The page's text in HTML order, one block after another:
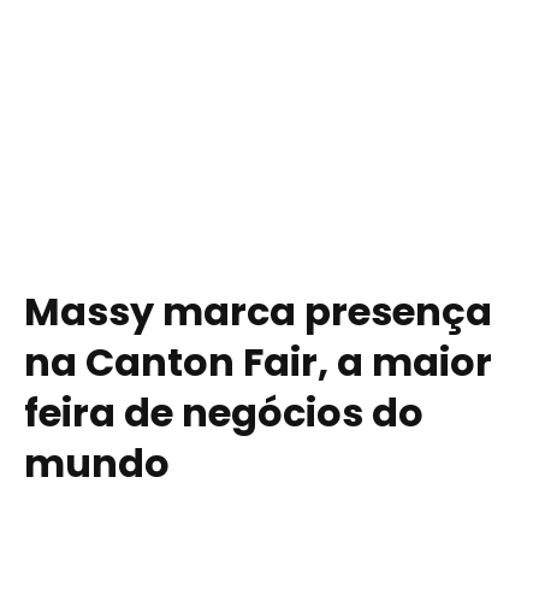
Massy marca presença
na Canton Fair, a maior
feira de negócios do
mundo